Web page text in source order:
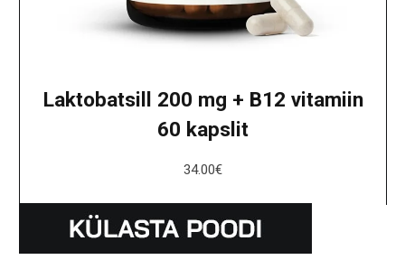
Laktobatsill 200 mg + B12 vitamiin
60 kapslit
34.00€